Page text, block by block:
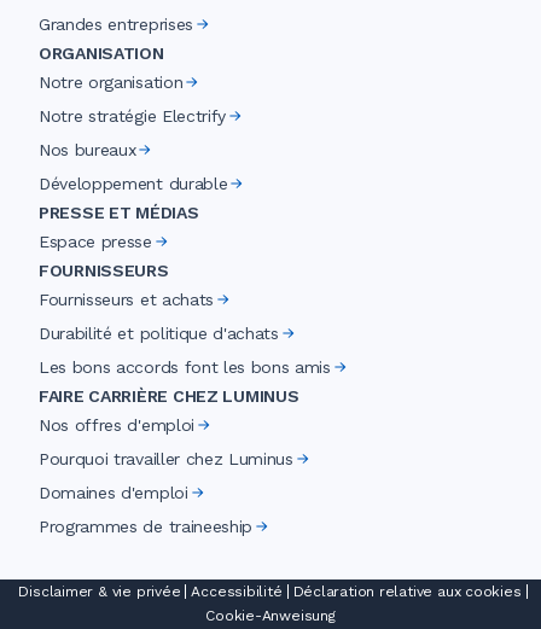
Grandes entreprises
ORGANISATION
Notre organisation
Notre stratégie Electrify
Nos bureaux
Développement durable
PRESSE ET MÉDIAS
Espace presse
FOURNISSEURS
Fournisseurs et achats
Durabilité et politique d'achats
Les bons accords font les bons amis
FAIRE CARRIÈRE CHEZ LUMINUS
Nos offres d'emploi
Pourquoi travailler chez Luminus
Domaines d'emploi
Programmes de traineeship
Disclaimer & vie privée Accessibilité
Déclaration relative aux cookies
Cookie-Anweisung